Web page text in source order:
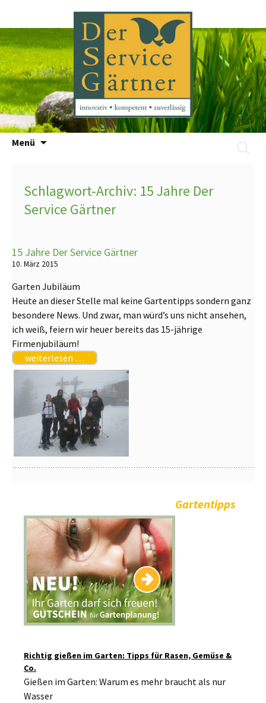
Menü
Zum
Schlagwort-Archiv: 15 Jahre Der
Service Gärtner
15 Jahre Der Service Gärtner
10. März 2015
Garten Jubiläum
Heute an dieser Stelle mal keine Gartentipps sondern ganz
besondere News. Und zwar, man würd’s uns nicht ansehen,
ich weiß, feiern wir heuer bereits das 15-jährige
Firmenjubiläum!
weiterlesen …
Gartentipps
Richtig gießen im Garten: Tipps für Rasen, Gemüse &
Co.
Gießen im Garten: Warum es mehr braucht als nur
Wasser